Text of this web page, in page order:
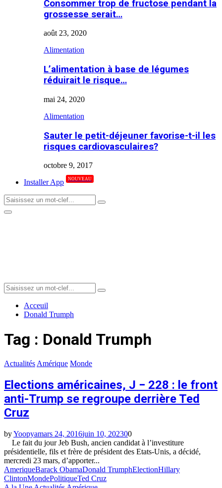
Consommer trop de fructose pendant la
grossesse serait…
août 23, 2020
Alimentation
L’alimentation à base de légumes
réduirait le risque…
mai 24, 2020
Alimentation
Sauter le petit-déjeuner favorise-t-il les
risques cardiovasculaires?
octobre 9, 2017
Installer App
NOUVEAU
Search
for:
Search
Primary
Search
for:
Search
Acceuil
Donald Trumph
Tag : Donald Trumph
Actualités Amérique Monde
Elections américaines, J − 228 : le front
anti-Trump se regroupe derrière Ted
Cruz
byYoopyamars 24, 2016juin 10, 202300
Le fait du jour Jeb Bush, ancien candidat à l’investiture
présidentielle, fils et frère de président des Etats-Unis, a décidé,
mercredi 23 mars, d’apporter...
AmeriqueBarack ObamaDonald TrumphElectionHillary
ClintonMondePolitiqueTed Cruz